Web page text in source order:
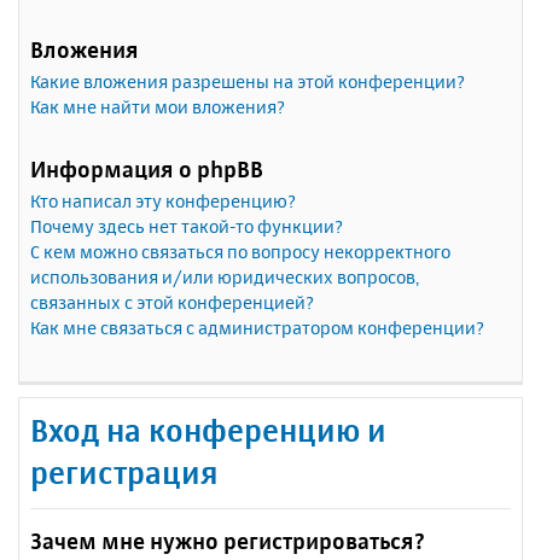
Вложения
Какие вложения разрешены на этой конференции?
Как мне найти мои вложения?
Информация о phpBB
Кто написал эту конференцию?
Почему здесь нет такой-то функции?
С кем можно связаться по вопросу некорректного
использования и/или юридических вопросов,
связанных с этой конференцией?
Как мне связаться с администратором конференции?
Вход на конференцию и
регистрация
Зачем мне нужно регистрироваться?